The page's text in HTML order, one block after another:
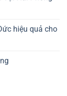
hiệu quả cho